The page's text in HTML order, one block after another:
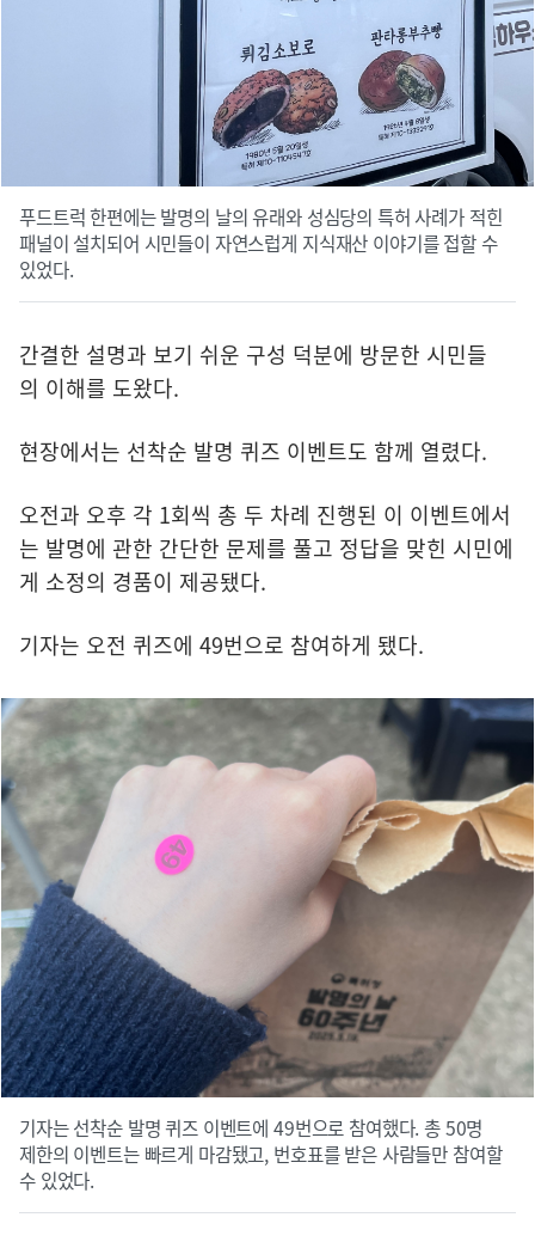
푸드트럭 한편에는 발명의 날의 유래와 성심당의 특허 사례가 적힌
패널이 설치되어 시민들이 자연스럽게 지식재산 이야기를 접할 수
있었다.
간결한 설명과 보기 쉬운 구성 덕분에 방문한 시민들
의 이해를 도왔다.
현장에서는 선착순 발명 퀴즈 이벤트도 함께 열렸다.
오전과 오후 각 1회씩 총 두 차례 진행된 이 이벤트에서
는 발명에 관한 간단한 문제를 풀고 정답을 맞힌 시민에
게 소정의 경품이 제공됐다.
기자는 오전 퀴즈에 49번으로 참여하게 됐다.
기자는 선착순 발명 퀴즈 이벤트에 49번으로 참여했다. 총 50명
제한의 이벤트는 빠르게 마감됐고, 번호표를 받은 사람들만 참여할
수 있었다.